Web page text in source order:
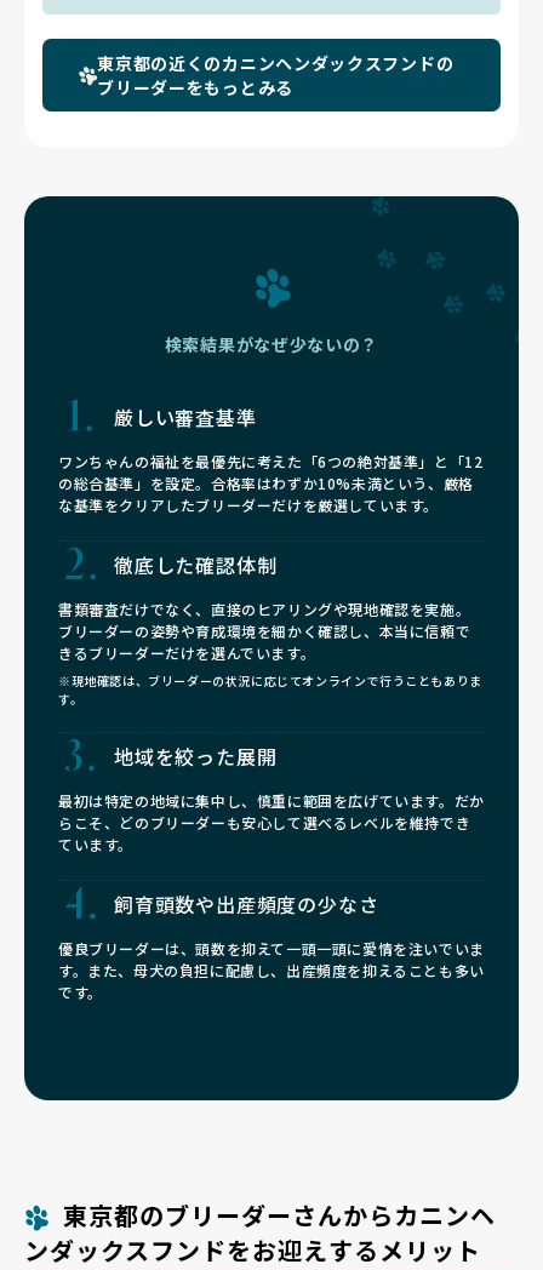
東京都の近くのカニンヘンダックスフンドの
ブリーダーをもっとみる
検索結果がなぜ少ないの？
厳しい審査基準
ワンちゃんの福祉を最優先に考えた「6つの絶対基準」と「12
の総合基準」を設定。合格率はわずか10%未満という、厳格
な基準をクリアしたブリーダーだけを厳選しています。
徹底した確認体制
書類審査だけでなく、直接のヒアリングや現地確認を実施。
ブリーダーの姿勢や育成環境を細かく確認し、本当に信頼で
きるブリーダーだけを選んでいます。
※現地確認は、ブリーダーの状況に応じてオンラインで行うこともありま
す。
地域を絞った展開
最初は特定の地域に集中し、慎重に範囲を広げています。だか
らこそ、どのブリーダーも安心して選べるレベルを維持でき
ています。
飼育頭数や出産頻度の少なさ
優良ブリーダーは、頭数を抑えて一頭一頭に愛情を注いでいま
す。また、母犬の負担に配慮し、出産頻度を抑えることも多い
です。
東京都のブリーダーさんからカニンヘ
ンダックスフンドをお迎えするメリット